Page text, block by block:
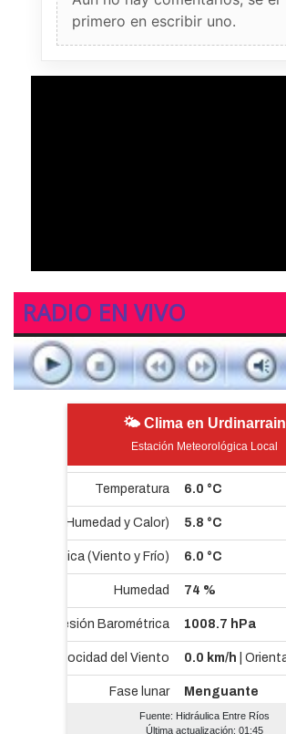
primero en escribir uno.
RADIO EN VIVO
🌤 Clima en Urdinarrain
Estación Meteorológica Local
Fuente: Hidráulica Entre Ríos
Última actualización: 01:45